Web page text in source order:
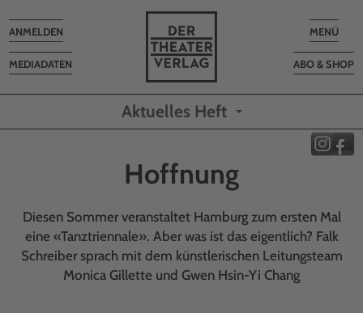
Toggle
MENÜ
ABO & SHOP
MEDIADATEN
Toggle
navigation
ANMELDEN
Aktuelles Heft
Hoffnung
Diesen Sommer veranstaltet Hamburg zum ersten Mal
eine «Tanztriennale». Aber was ist das eigentlich? Falk
Schreiber sprach mit dem künstlerischen Leitungsteam
Monica Gillette und Gwen Hsin-Yi Chang